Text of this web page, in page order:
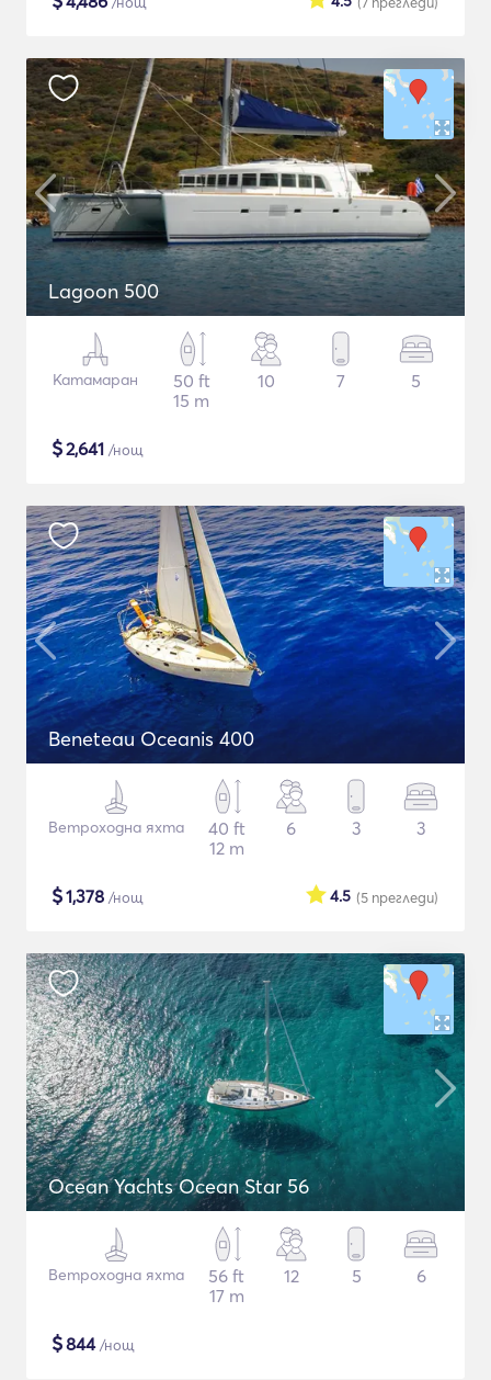
Lagoon 500
Катамаран
50 ft
15 m
10 7 5
$2,641 /нощ
Beneteau Oceanis 400
Ветроходна яхта
40 ft
12 m
6 3 3
$1,378 /нощ (5 прегледи)
4.5
Ocean Yachts Ocean Star 56
Ветроходна яхта
56 ft
17 m
12 5 6
$844/нощ